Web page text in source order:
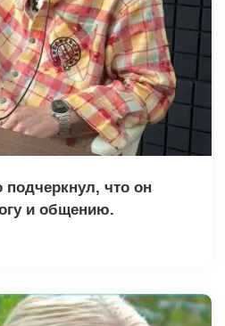
что он
и общению.